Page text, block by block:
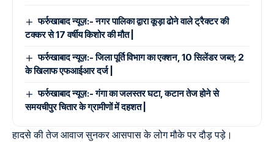
फर्रुखाबाद न्यूज़:- नगर पालिका द्वारा कूड़ा ढोने वाले ट्रैक्टर की
टक्कर से 17 वर्षीय किशोर की मौत |
फर्रुखाबाद न्यूज़:- जिला पूर्ति विभाग का एक्शन, 10 सिलेंडर जब्त; 2
के खिलाफ एफआईआर दर्ज |
फर्रुखाबाद न्यूज़:- गंगा का जलस्तर घटा, कटान तेज होने से
समयचीपुर चितार के ग्रामीणों में दहशत |
हादसे की तेज आवाज सुनकर आसपास के लोग मौके पर दौड़ पड़े।